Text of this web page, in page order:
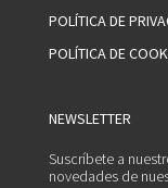
POLÍTICA DE
POLÍTICA DE
NEWSLETTER
Suscríbete a
novedades de